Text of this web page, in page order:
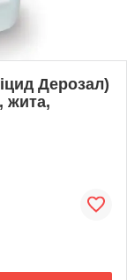
Дерозал)
жита,